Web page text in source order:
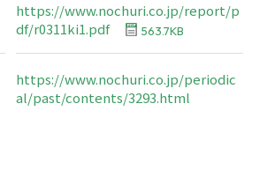
https://www.nochuri.co.jp/report/p
df/r0311ki1.pdf
563.7KB
https://www.nochuri.co.jp/periodic
al/past/contents/3293.html